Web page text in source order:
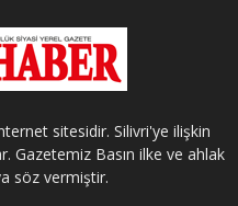
sitesidir. Silivri'ye ilişkin
Gazetemiz Basın ilke ve ahlak
söz vermiştir.